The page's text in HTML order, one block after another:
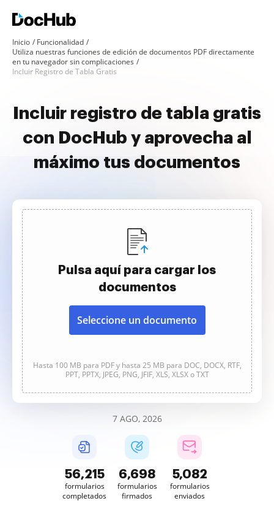
Inicio
Funcionalidad
Utiliza nuestras funciones de edición de documentos PDF directamente
en tu navegador sin complicaciones
Incluir Registro de Tabla Gratis
Incluir registro de tabla gratis
con DocHub y aprovecha al
máximo tus documentos
Pulsa aquí para cargar los
documentos
Seleccione un documento
Hasta 100 MB para PDF y hasta 25 MB para DOC, DOCX, RTF,
PPT, PPTX, JPEG, PNG, JFIF, XLS, XLSX o TXT
7 AGO, 2026
56,216
formularios
completados
6,698
formularios
firmados
5,082
formularios
enviados